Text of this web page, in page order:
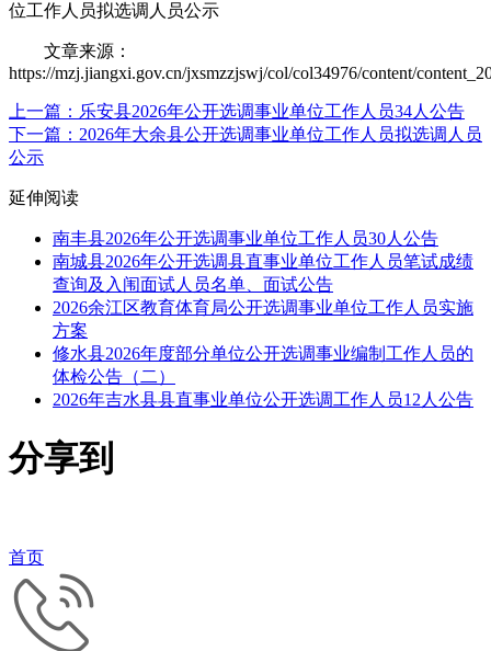
位工作人员拟选调人员公示
文章来源：
https://mzj.jiangxi.gov.cn/jxsmzzjswj/col/col34976/content/
上一篇：乐安县2026年公开选调事业单位工作人员34人公告
下一篇：2026年大余县公开选调事业单位工作人员拟选调人员
公示
延伸阅读
南丰县2026年公开选调事业单位工作人员30人公告
南城县2026年公开选调县直事业单位工作人员笔试成绩
查询及入闱面试人员名单、面试公告
2026余江区教育体育局公开选调事业单位工作人员实施
方案
修水县2026年度部分单位公开选调事业编制工作人员的
体检公告（二）
2026年吉水县县直事业单位公开选调工作人员12人公告
分享到
首页